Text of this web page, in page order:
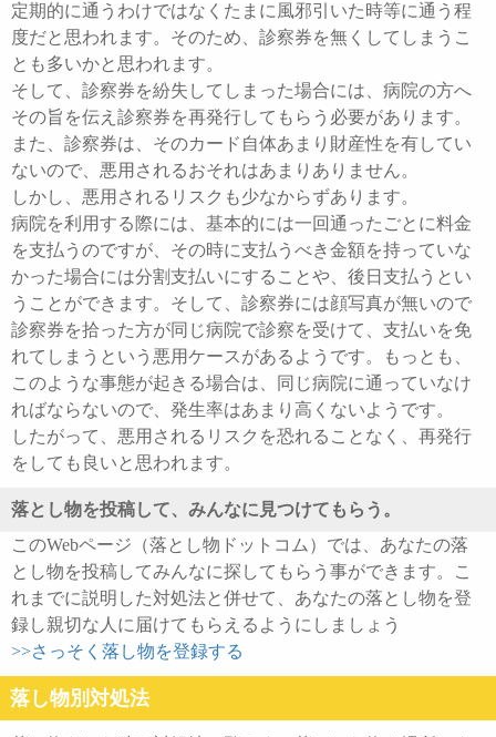
定期的に通うわけではなくたまに風邪引いた時等に通う程
度だと思われます。そのため、診察券を無くしてしまうこ
とも多いかと思われます。
そして、診察券を紛失してしまった場合には、病院の方へ
その旨を伝え診察券を再発行してもらう必要があります。
また、診察券は、そのカード自体あまり財産性を有してい
ないので、悪用されるおそれはあまりありません。
しかし、悪用されるリスクも少なからずあります。
病院を利用する際には、基本的には一回通ったごとに料金
を支払うのですが、その時に支払うべき金額を持っていな
かった場合には分割支払いにすることや、後日支払うとい
うことができます。そして、診察券には顔写真が無いので
診察券を拾った方が同じ病院で診察を受けて、支払いを免
れてしまうという悪用ケースがあるようです。もっとも、
このような事態が起きる場合は、同じ病院に通っていなけ
ればならないので、発生率はあまり高くないようです。
したがって、悪用されるリスクを恐れることなく、再発行
をしても良いと思われます。
落とし物を投稿して、みんなに見つけてもらう。
このWebページ（落とし物ドットコム）では、あなたの落
とし物を投稿してみんなに探してもらう事ができます。こ
れまでに説明した対処法と併せて、あなたの落とし物を登
録し親切な人に届けてもらえるようにしましょう
>>さっそく落し物を登録する
落し物別対処法